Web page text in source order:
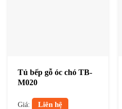
Tủ bếp gỗ óc chó TB-
M020
Giá: Liên hệ